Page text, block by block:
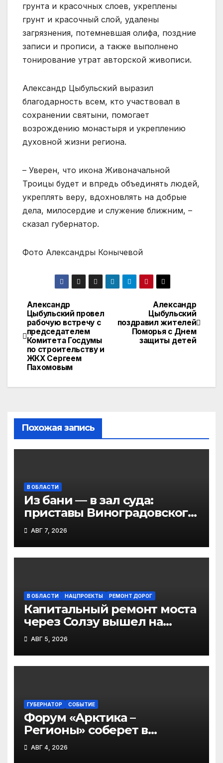
грунта и красочных слоев, укреплены
грунт и красочный слой, удалены
загрязнения, потемневшая олифа, поздние
записи и прописи, а также выполнено
тонирование утрат авторской живописи.
Александр Цыбульский выразил
благодарность всем, кто участвовал в
сохранении святыни, помогает
возрождению монастыря и укреплению
духовной жизни региона.
– Уверен, что икона Живоначальной
Троицы будет и впредь объединять людей,
укреплять веру, вдохновлять на добрые
дела, милосердие и служение ближним, –
сказал губернатор.
Фото Александры Конычевой
Навигация
по
записям
Александр
Цыбульский
поздравил жителей
Поморья с Днем
защиты детей
Александр
Цыбульский провел
рабочую встречу с
председателем
Комитета Госдумы
по строительству и
ЖКХ Сергеем
Пахомовым
Похожая запись
В ОБЛАСТИ
Из бани — в зал суда:
приставы Виноградовского
округа разыскали
должника по алиментам
АВГ 7, 2026
В ОБЛАСТИ НАЦПРОЕКТЫ РЕМОНТ ДОРОГ
Капитальный ремонт моста
через Солзу вышел на
финальный этап
АВГ 5, 2026
ГУБЕРНАТОР СОБЫТИЕ
Форум «Арктика –
Регионы» соберет в
Архангельске участников
из 45 регионов
АВГ 4, 2026